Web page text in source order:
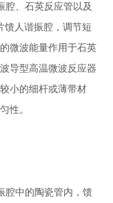
腔、石英反应管以及
馈人谐振腔，调节短
微波能量作用于石英
导型高温微波反应器
小的细杆或薄带材
性。
腔中的陶瓷管内，馈